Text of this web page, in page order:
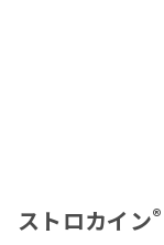
ストロカイン®